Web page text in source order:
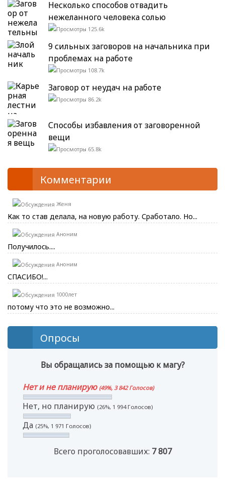
Несколько способов отвадить
нежеланного человека солью
125.6k
9 сильных заговоров на начальника при
проблемах на работе
108.7k
Заговор от неудач на работе
86.2k
Способы избавления от заговоренной
вещи
65.8k
Комментарии
Женя
Как то став делала, на новую работу. Сработало. Но...
Аноним
Получилось....
Аноним
СПАСИБО!...
1000лет
потому что это не возможно...
Опросы
Вы обращались за помощью к магу?
Нет и не планирую (49%, 3 842 Голосов)
Нет, но планирую (26%, 1 994 Голосов)
Да (25%, 1 971 Голосов)
Всего проголосовавших: 7 807